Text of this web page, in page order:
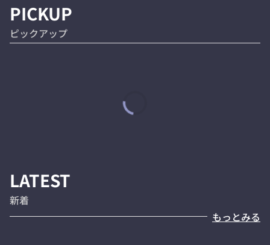
PICKUP
ピックアップ
LATEST
新着
もっとみる